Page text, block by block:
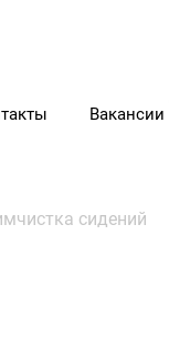
Вакансии
сидений